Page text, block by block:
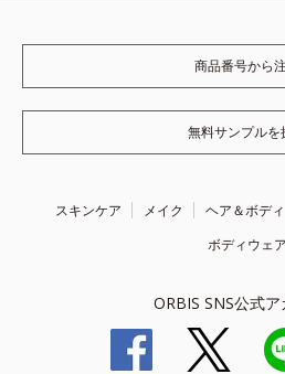
商品番号から
無料サンプルを
スキンケア メイク ヘア＆ボディ
ボディウェア
ORBIS SNS公式ア